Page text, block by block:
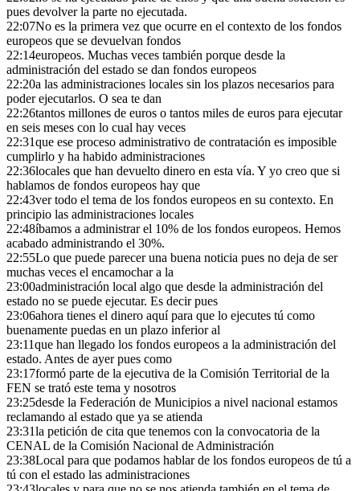
pues devolver la parte no ejecutada.
22:07No es la primera vez que ocurre en el contexto de los fondos
europeos que se devuelvan fondos
22:14europeos. Muchas veces también porque desde la
administración del estado se dan fondos europeos
22:20a las administraciones locales sin los plazos necesarios para
poder ejecutarlos. O sea te dan
22:26tantos millones de euros o tantos miles de euros para ejecutar
en seis meses con lo cual hay veces
22:31que ese proceso administrativo de contratación es imposible
cumplirlo y ha habido administraciones
22:36locales que han devuelto dinero en esta vía. Y yo creo que si
hablamos de fondos europeos hay que
22:43ver todo el tema de los fondos europeos en su contexto. En
principio las administraciones locales
22:48íbamos a administrar el 10% de los fondos europeos. Hemos
acabado administrando el 30%.
22:55Lo que puede parecer una buena noticia pues no deja de ser
muchas veces el encamochar a la
23:00administración local algo que desde la administración del
estado no se puede ejecutar. Es decir pues
23:06ahora tienes el dinero aquí para que lo ejecutes tú como
buenamente puedas en un plazo inferior al
23:11que han llegado los fondos europeos a la administración del
estado. Antes de ayer pues como
23:17formó parte de la ejecutiva de la Comisión Territorial de la
FEN se trató este tema y nosotros
23:25desde la Federación de Municipios a nivel nacional estamos
reclamando al estado que ya se atienda
23:31la petición de cita que tenemos con la convocatoria de la
CENAL de la Comisión Nacional de Administración
23:38Local para que podamos hablar de los fondos europeos de tú a
tú con el estado las administraciones